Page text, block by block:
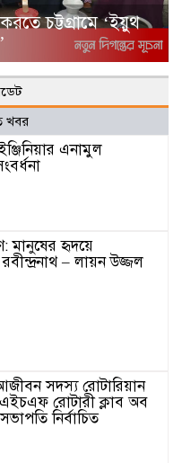
চট্টগ্রামে ‘ইয়ুথ
খবর
এনামুল
মানুষের হৃদয়ে
– লায়ন উজ্জল
সদস্য রোটারিয়ান
রোটারী ক্লাব অব
নির্বাচিত